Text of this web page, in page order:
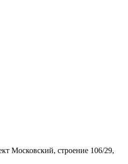
Московский, строение 106/29,